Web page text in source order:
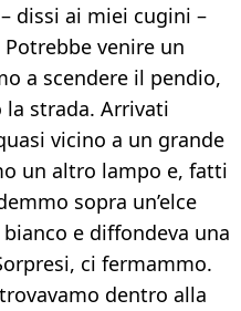
dissi ai miei cugini –
venire un
a scendere il pendio,
la strada. Arrivati
vicino a un grande
un altro lampo e, fatti
sopra un’elce
e diffondeva una
ci fermammo.
dentro alla